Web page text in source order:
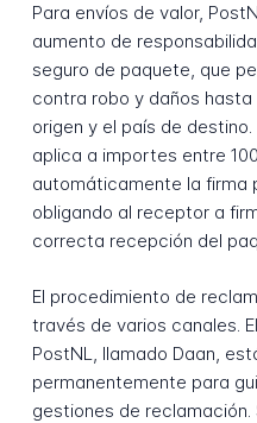
Para envíos de valor,
aumento de
seguro de paquete, que
contra robo y daños
origen y el país de
aplica a importes entre
automáticamente la firma
obligando al receptor a
correcta recepción del
El procedimiento de
través de varios canales.
PostNL, llamado Daan,
permanentemente para
gestiones de